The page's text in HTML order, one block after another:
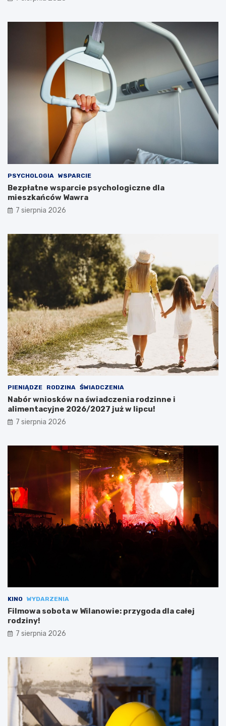
PSYCHOLOGIA WSPARCIE
Bezpłatne wsparcie psychologiczne dla
mieszkańców Wawra
7 sierpnia 2026
PIENIĄDZE RODZINA ŚWIADCZENIA
Nabór wniosków na świadczenia rodzinne i
alimentacyjne 2026/2027 już w lipcu!
7 sierpnia 2026
KINO WYDARZENIA
Filmowa sobota w Wilanowie: przygoda dla całej
rodziny!
7 sierpnia 2026